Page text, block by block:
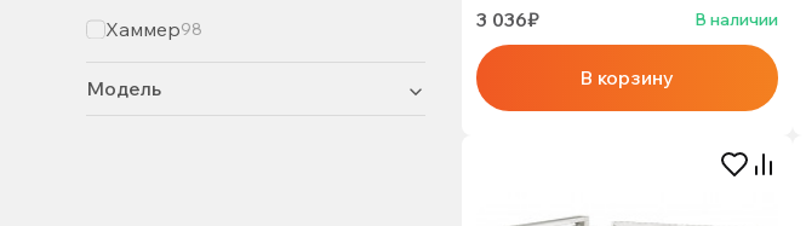
Хаммер98
Модель
3 036₽ В наличии
В корзину